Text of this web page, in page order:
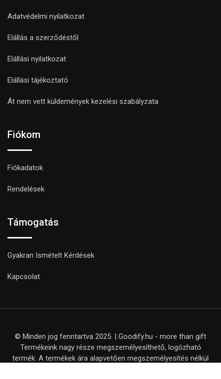
Adatvédelmi nyilatkozat
Elállás a szerződéstől
Elállási nyilatkozat
Elállási tájékoztató
Át nem vett küldemények kezelési szabályzata
Fiókom
Fiókadatok
Rendelések
Támogatás
Gyakran Ismételt Kérdések
Kapcsolat
© Minden jog fenntartva 2025. | Goodify.hu - more than gift
Termékeink nagy része megszemélyesíthető, logózható
termék. A termékek ára alapvetően megszemélyesítés nélkül